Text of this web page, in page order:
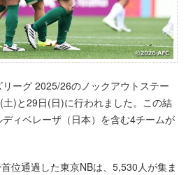
ーグ 2025/26のノックアウトステー
)と29日(日)に行われました。この結
ィベレーザ（日本）を含む4チームが
位通過した東京NBは、5,530人が集ま